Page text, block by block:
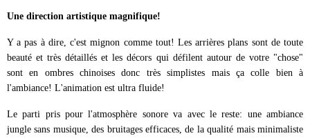
Une direction artistique magnifique!
Y a pas à dire, c'est mignon comme tout! Les arrières plans sont de toute
beauté et très détaillés et les décors qui défilent autour de votre "chose"
sont en ombres chinoises donc très simplistes mais ça colle bien à
l'ambiance! L'animation est ultra fluide!
Le parti pris pour l'atmosphère sonore va avec le reste: une ambiance
jungle sans musique, des bruitages efficaces, de la qualité mais minimaliste